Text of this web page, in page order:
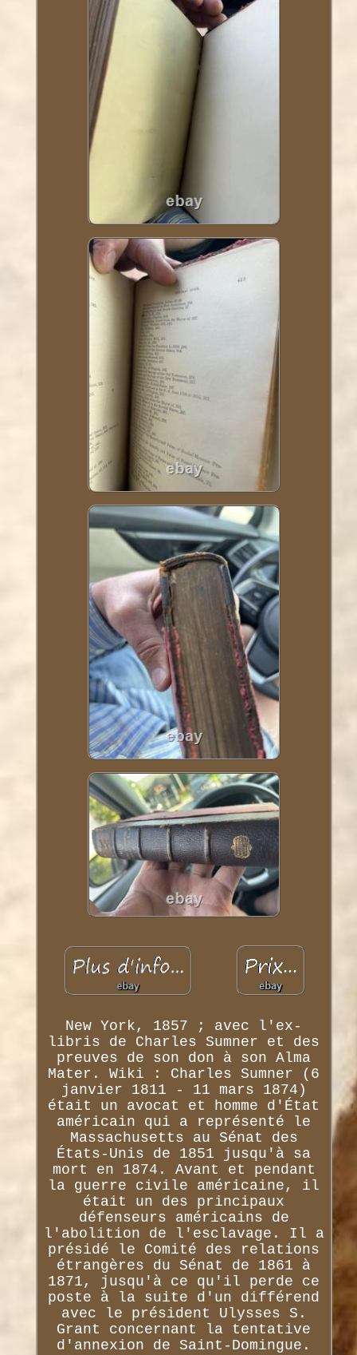
New York, 1857 ; avec l'ex-
libris de Charles Sumner et des
preuves de son don à son Alma
Mater. Wiki : Charles Sumner (6
janvier 1811 - 11 mars 1874)
était un avocat et homme d'État
américain qui a représenté le
Massachusetts au Sénat des
États-Unis de 1851 jusqu'à sa
mort en 1874. Avant et pendant
la guerre civile américaine, il
était un des principaux
défenseurs américains de
l'abolition de l'esclavage. Il a
présidé le Comité des relations
étrangères du Sénat de 1861 à
1871, jusqu'à ce qu'il perde ce
poste à la suite d'un différend
avec le président Ulysses S.
Grant concernant la tentative
d'annexion de Saint-Domingue.